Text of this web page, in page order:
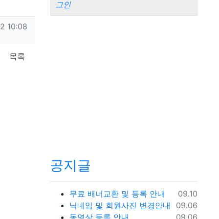
10:08
목록
그인
공지글
등록일
09.10
무료 배너교환 및 등록 안내
등록일
09.06
닉네임 및 회원사진 변경안내
등록일
09.06
동영상 등록 안내